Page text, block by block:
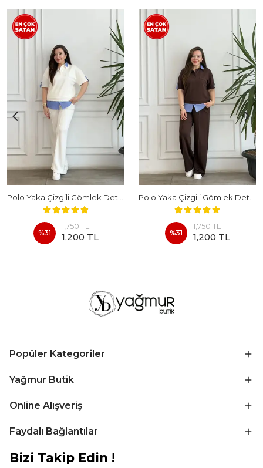
%31
1,750 TL
1,200 TL %31
1,750 TL
1,200 TL
Popüler Kategoriler
Yağmur Butik
Online Alışveriş
Faydalı Bağlantılar
Bizi Takip Edin !